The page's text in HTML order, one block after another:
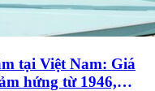
tại Việt Nam: Giá
hứng từ 1946,